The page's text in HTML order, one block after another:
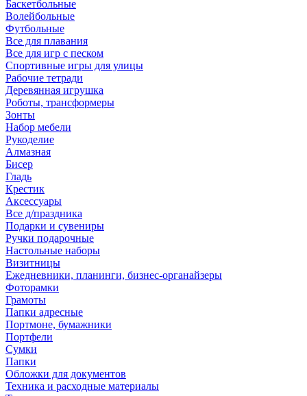
Баскетбольные
Волейбольные
Футбольные
Все для плавания
Все для игр с песком
Спортивные игры для улицы
Рабочие тетради
Деревянная игрушка
Роботы, трансформеры
Зонты
Набор мебели
Рукоделие
Алмазная
Бисер
Гладь
Крестик
Аксессуары
Все д/праздника
Подарки и сувениры
Ручки подарочные
Настольные наборы
Визитницы
Ежедневники, планинги, бизнес-органайзеры
Фоторамки
Грамоты
Папки адресные
Портмоне, бумажники
Портфели
Сумки
Папки
Обложки для документов
Техника и расходные материалы